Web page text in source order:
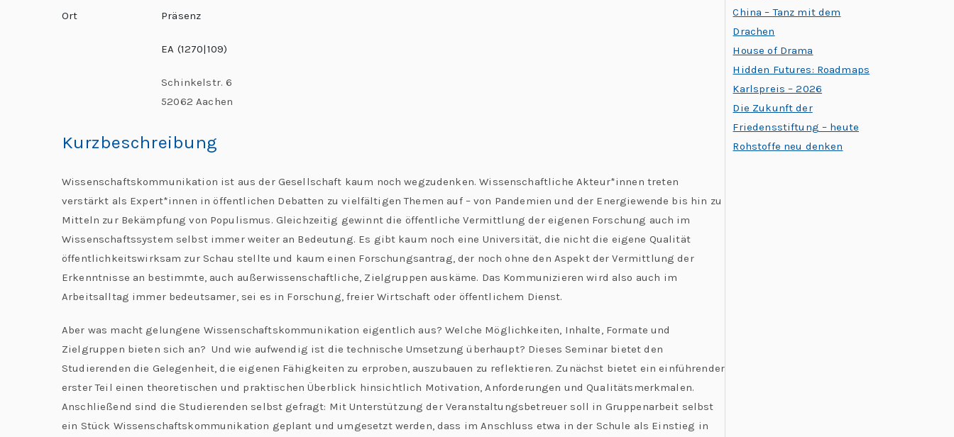
s
Ort Präsenz
EA (1270|109)
Schinkelstr. 6
52062 Aachen
Kurzbeschreibung
Wissenschaftskommunikation ist aus der Gesellschaft kaum noch wegzudenken. Wissenschaftliche Akteur*innen treten
verstärkt als Expert*innen in öffentlichen Debatten zu vielfältigen Themen auf – von Pandemien und der Energiewende bis hin zu
Mitteln zur Bekämpfung von Populismus. Gleichzeitig gewinnt die öffentliche Vermittlung der eigenen Forschung auch im
Wissenschaftssystem selbst immer weiter an Bedeutung. Es gibt kaum noch eine Universität, die nicht die eigene Qualität
öffentlichkeitswirksam zur Schau stellte und kaum einen Forschungsantrag, der noch ohne den Aspekt der Vermittlung der
Erkenntnisse an bestimmte, auch außerwissenschaftliche, Zielgruppen auskäme. Das Kommunizieren wird also auch im
Arbeitsalltag immer bedeutsamer, sei es in Forschung, freier Wirtschaft oder öffentlichem Dienst.
Aber was macht gelungene Wissenschaftskommunikation eigentlich aus? Welche Möglichkeiten, Inhalte, Formate und
Zielgruppen bieten sich an? Und wie aufwendig ist die technische Umsetzung überhaupt? Dieses Seminar bietet den
Studierenden die Gelegenheit, die eigenen Fähigkeiten zu erproben, auszubauen zu reflektieren. Zunächst bietet ein einführender
erster Teil einen theoretischen und praktischen Überblick hinsichtlich Motivation, Anforderungen und Qualitätsmerkmalen.
Anschließend sind die Studierenden selbst gefragt: Mit Unterstützung der Veranstaltungsbetreuer soll in Gruppenarbeit selbst
ein Stück Wissenschaftskommunikation geplant und umgesetzt werden, dass im Anschluss etwa in der Schule als Einstieg in
China – Tanz mit dem
Drachen
House of Drama
Hidden Futures: Roadmaps
Karlspreis – 2026
Die Zukunft der
Friedensstiftung – heute
Rohstoffe neu denken